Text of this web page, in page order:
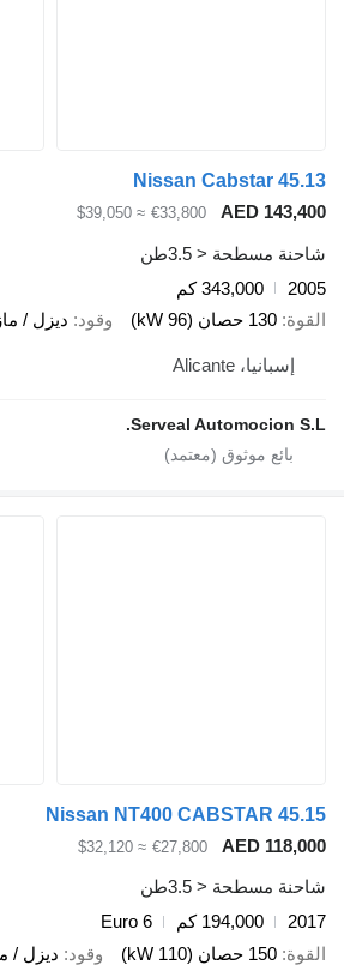
Nissan Cabstar
AED
€33,800
≈ $39,050
مسطحة < 3.5طن
343,000 كم
130 حصان (96 kW) وقود ديزل / مازوت
إسبانيا، Alicante
Serveal Automocion
Nissan NT400 CABSTAR
AED
€27,800
≈ $32,120
مسطحة < 3.5طن
194,000 كم
Euro 6
150 حصان (110 kW) وقود ديزل / مازوت